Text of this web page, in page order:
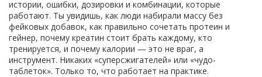
истории, ошибки, дозировки и комбинации, которые
работают. Ты увидишь, как люди набирали массу без
фейковых добавок, как правильно сочетать протеин и
гейнер, почему креатин стоит брать каждому, кто
тренируется, и почему калории — это не враг, а
инструмент. Никаких «суперсжигателей» или «чудо-
таблеток». Только то, что работает на практике.